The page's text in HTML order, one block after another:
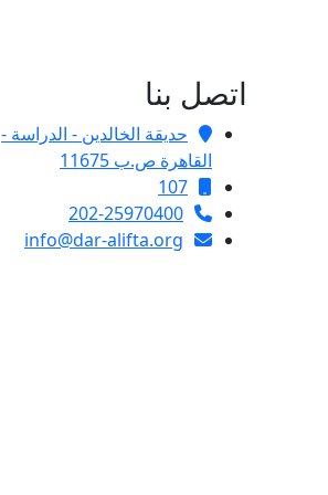
اتصل بنا
حديقة الخالدين - الدراسة -
القاهرة ص.ب 11675
107
202-25970400
info@dar-alifta.org